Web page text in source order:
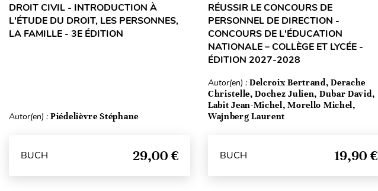
DROIT CIVIL - INTRODUCTION À
L'ÉTUDE DU DROIT, LES PERSONNES,
LA FAMILLE - 3E ÉDITION
Autor(en) : Piédelièvre Stéphane
BUCH 29,00 €
RÉUSSIR LE CONCOURS DE
PERSONNEL DE DIRECTION -
CONCOURS DE L'ÉDUCATION
NATIONALE – COLLÈGE ET LYCÉE -
ÉDITION 2027-2028
Autor(en) : Delcroix Bertrand, Derache
Christelle, Dochez Julien, Dubar David,
Labit Jean-Michel, Morello Michel,
Wajnberg Laurent
BUCH 19,90 €